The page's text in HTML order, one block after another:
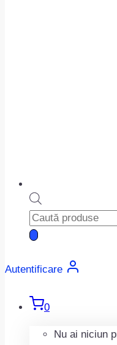
Products
search
Autentificare
0
Nu ai niciun